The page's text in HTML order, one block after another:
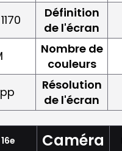
Définition
de l'écran
Nombre de
couleurs
Résolution
de l'écran
Caméra